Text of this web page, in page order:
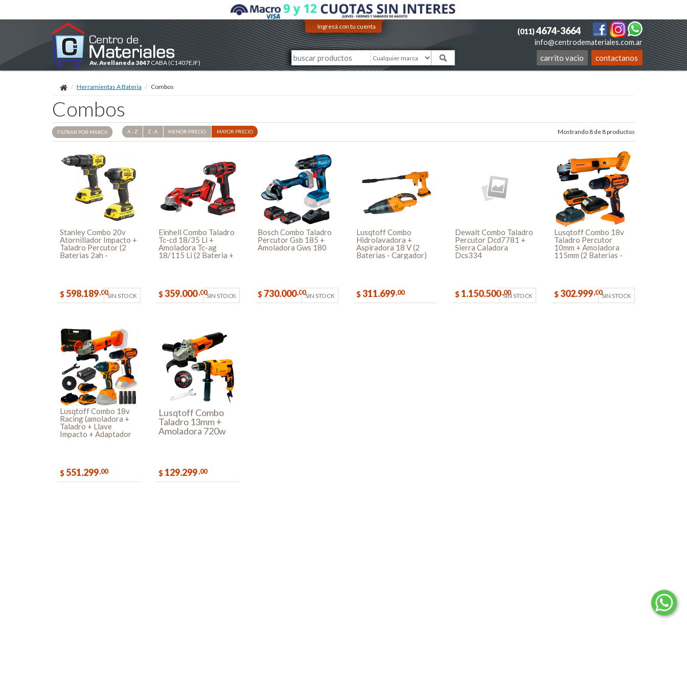
Ingresá con tu cuenta
info@centrodemateriales.com.ar
Av. Avellaneda 3847 CABA(C1407EJF)
(011)4674-3664
contactanos
carrito vacio
Herramientas A Bateria Combos
Combos
FILTRAR POR MARCA A - Z Z - A MENOR PRECIO MAYOR PRECIO Mostrando 8 de 8 productos
Stanley Combo 20v
Atornillador Impacto +
Taladro Percutor (2
Baterias 2ah -
$ 598.189,00SIN STOCK
Einhell Combo Taladro
Tc-cd 18/35 Li +
Amoladora Tc-ag
18/115 Li (2 Bateria +
$359.000,00SIN STOCK
Bosch Combo Taladro
Percutor Gsb 185 +
Amoladora Gws 180
$ 730.000,00SIN STOCK
Lusqtoff Combo
Hidrolavadora +
Aspiradora 18 V (2
Baterias - Cargador)
$311.699,00
Dewalt Combo Taladro
Percutor Dcd7781 +
Sierra Caladora
Dcs334
$ 1.150.500,00
SIN STOCK
Lusqtoff Combo 18v
Taladro Percutor
10mm + Amoladora
115mm (2 Baterias -
$302.999,00SIN STOCK
Lusqtoff Combo 18v
Racing (amoladora +
Taladro + Llave
Impacto + Adaptador
$ 551.299,00
Lusqtoff Combo
Taladro 13mm +
Amoladora 720w
$ 129.299 ,00